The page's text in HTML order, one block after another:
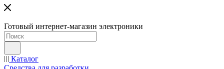
Готовый интернет-магазин электроники
Каталог